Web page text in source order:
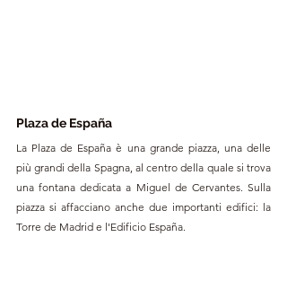
Plaza de España
La Plaza de España è una grande piazza, una delle
più grandi della Spagna, al centro della quale si trova
una fontana dedicata a Miguel de Cervantes. Sulla
piazza si affacciano anche due importanti edifici: la
Torre de Madrid e l'Edificio España.